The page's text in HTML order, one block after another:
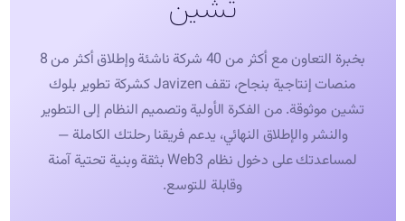
بخبرة التعاون مع أكثر من 40 شركة ناشئة وإطلاق أكثر من 8
منصات إنتاجية بنجاح، تقف Javizen كشركة تطوير بلوك
تشين موثوقة. من الفكرة الأولية وتصميم النظام إلى التطوير
والنشر والإطلاق النهائي، يدعم فريقنا رحلتك الكاملة —
لمساعدتك على دخول نظام Web3 بثقة وبنية تحتية آمنة
وقابلة للتوسع.